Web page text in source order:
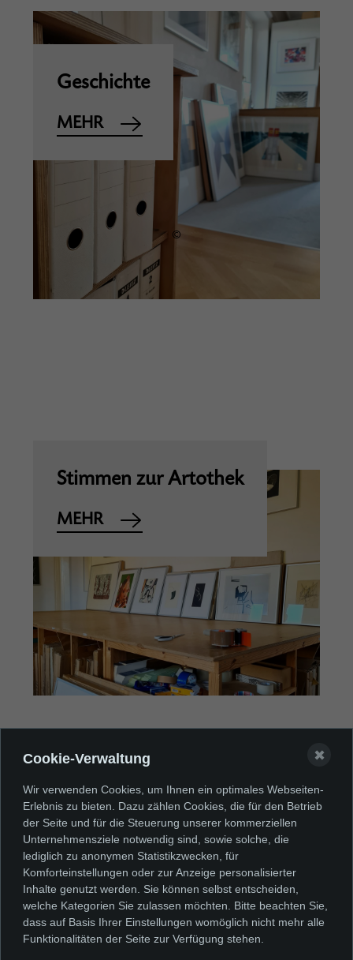
©
Geschichte
MEHR
Stimmen zur Artothek
MEHR
Ausstellungsrückblick
MEHR
Cookie-Verwaltung
Wir verwenden Cookies, um Ihnen ein optimales Webseiten-
Erlebnis zu bieten. Dazu zählen Cookies, die für den Betrieb
der Seite und für die Steuerung unserer kommerziellen
Unternehmensziele notwendig sind, sowie solche, die
lediglich zu anonymen Statistikzwecken, für
Komforteinstellungen oder zur Anzeige personalisierter
Inhalte genutzt werden. Sie können selbst entscheiden,
welche Kategorien Sie zulassen möchten. Bitte beachten Sie,
dass auf Basis Ihrer Einstellungen womöglich nicht mehr alle
Funktionalitäten der Seite zur Verfügung stehen.
✖